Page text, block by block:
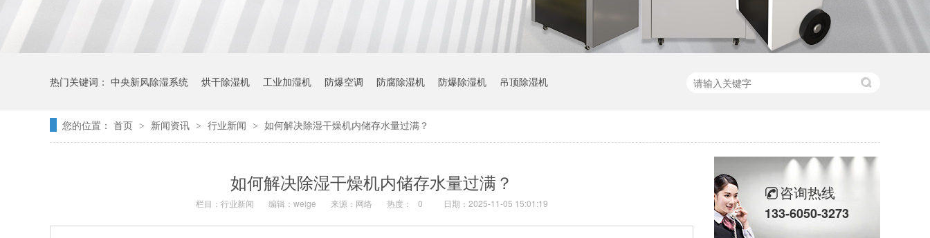
热门关键词： 中央新风除湿系统 烘干除湿机 工业加湿机 防爆空调 防腐除湿机 防爆除湿机 吊顶除湿机
您的位置： 首页 > 新闻资讯 > 行业新闻 > 如何解决除湿干燥机内储存水量过满？
如何解决除湿干燥机内储存水量过满？
栏目： 行业新闻 编辑：weige 来源：网络 热度： 0 日期：2025-11-05 15:01:19
咨询热线
133-6050-3273